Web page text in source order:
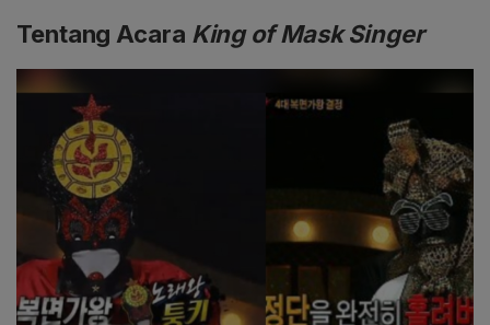
Tentang Acara King of Mask Singer